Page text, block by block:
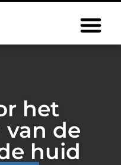
het
de
huid